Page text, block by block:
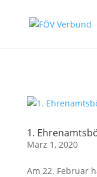
1.
März 1, 2020
Am 22. Februar